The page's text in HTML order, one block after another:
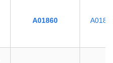
A01860